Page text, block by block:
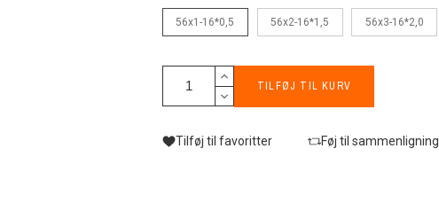
56x1-16*0,5 56x2-16*1,5 56x3-16*2,0
TILFØJ TIL KURV
Tilføj til favoritter Føj til sammenligning